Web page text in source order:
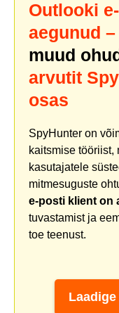
Outlooki
aegunud
muud
arvutit
osas
SpyHunter on
kaitsmise tööriist,
kasutajatele
mitmesuguste
e-posti klient on
tuvastamist ja
toe teenust.